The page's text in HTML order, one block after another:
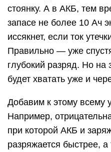
стоянку. А в АКБ, тем
запасе не более 10 Ач
иссякнет, если ток
Правильно — уже
глубокий разряд. Но на
будет хватать уже и
Добавим к этому всему
Например,
при которой АКБ и
разряжается быстрее,